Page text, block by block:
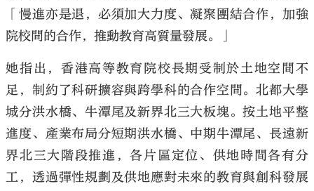
「慢進亦是退，必須加大力度、凝聚團結合作，加強
院校間的合作，推動教育高質量發展。」
她指出，香港高等教育院校長期受制於土地空間不
足，制約了科研擴容與跨學科的合作空間。北都大學
城分洪水橋、牛潭尾及新界北三大板塊。按土地平整
進度、產業布局分短期洪水橋、中期牛潭尾、長遠新
界北三大階段推進，各片區定位、供地時間各有分
工，透過彈性規劃及供地應對未來的教育與創科發展